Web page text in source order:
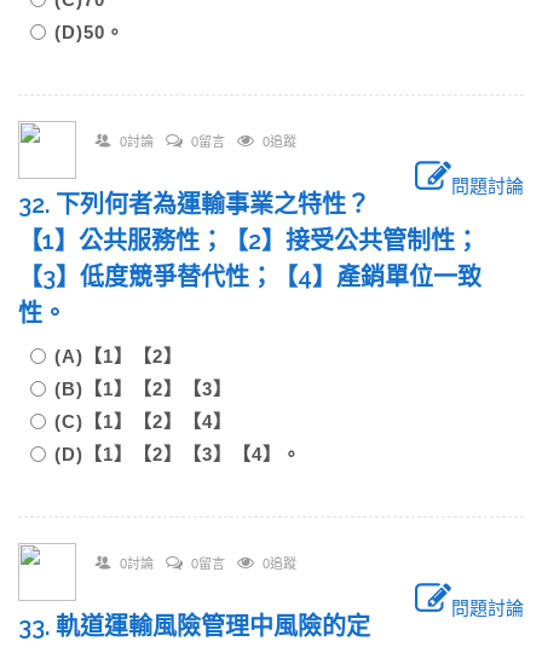
(D)50。
0討論 0留言 0追蹤
問題討論
32. 下列何者為運輸事業之特性？
【1】公共服務性；【2】接受公共管制性；
【3】低度競爭替代性；【4】產銷單位一致
性。
(A)【1】【2】
(B)【1】【2】【3】
(C)【1】【2】【4】
(D)【1】【2】【3】【4】。
0討論 0留言 0追蹤
問題討論
33. 軌道運輸風險管理中風險的定